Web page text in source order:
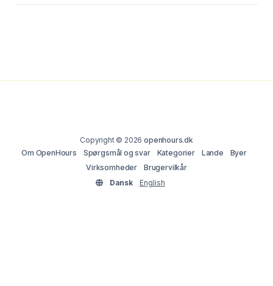
Copyright © 2026openhours.dk
Om OpenHours
Spørgsmål og svar Kategorier Lande
Byer
Virksomheder
Brugervilkår
Dansk
English